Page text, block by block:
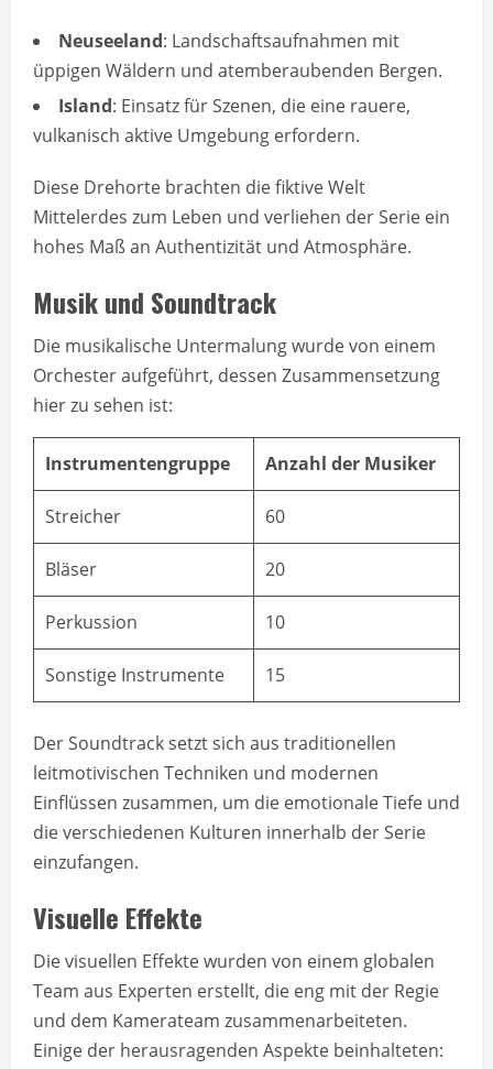
Neuseeland: Landschaftsaufnahmen mit
üppigen Wäldern und atemberaubenden Bergen.
Island: Einsatz für Szenen, die eine rauere,
vulkanisch aktive Umgebung erfordern.
Diese Drehorte brachten die fiktive Welt
Mittelerdes zum Leben und verliehen der Serie ein
hohes Maß an Authentizität und Atmosphäre.
Musik und Soundtrack
Die musikalische Untermalung wurde von einem
Orchester aufgeführt, dessen Zusammensetzung
hier zu sehen ist:
Instrumentengruppe Anzahl der Musiker
Streicher 60
Bläser 20
Perkussion 10
Sonstige Instrumente 15
Der Soundtrack setzt sich aus traditionellen
leitmotivischen Techniken und modernen
Einflüssen zusammen, um die emotionale Tiefe und
die verschiedenen Kulturen innerhalb der Serie
einzufangen.
Visuelle Effekte
Die visuellen Effekte wurden von einem globalen
Team aus Experten erstellt, die eng mit der Regie
und dem Kamerateam zusammenarbeiteten.
Einige der herausragenden Aspekte beinhalteten: